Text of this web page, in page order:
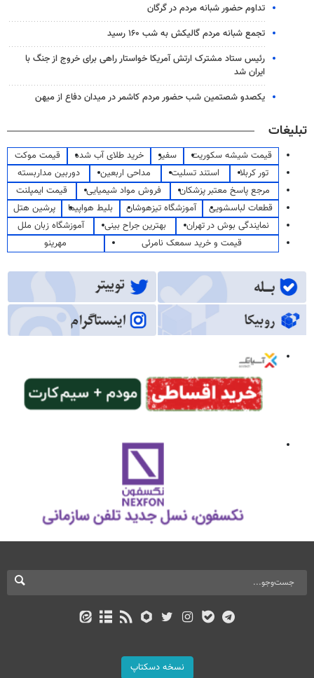
تداوم حضور شبانه مردم در گرگان
تجمع شبانه مردم گالیکش به شب ۱۶۰ رسید
رئیس ستاد مشترک ارتش آمریکا خواستار راهی برای خروج از جنگ با
ایران شد
یکصدو شصتمین شب حضور مردم کاشمر در میدان دفاع از میهن
تبلیغات
قیمت شیشه سکوریت سفیر خرید طلای آب شده
قیمت موکت
تور کربلا
استند تسلیت مداحی اربعین
دوربین مداربسته
مرجع پاسخ معتبر پزشکان
فروش مواد شیمیایی
قیمت ایمپلنت
قطعات لباسشویی
آموزشگاه تیزهوشان بلیط هواپیما
پرشین هتل
نمایندگی بوش در تهران
بهترین جراح بینی
آموزشگاه زبان ملل
قیمت و خرید سمعک نامرئی
مهرینو
نسخه دسکتاپ